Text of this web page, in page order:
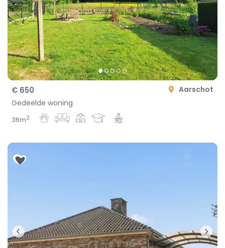
€ 650
Aarschot
Gedeelde woning
36m2